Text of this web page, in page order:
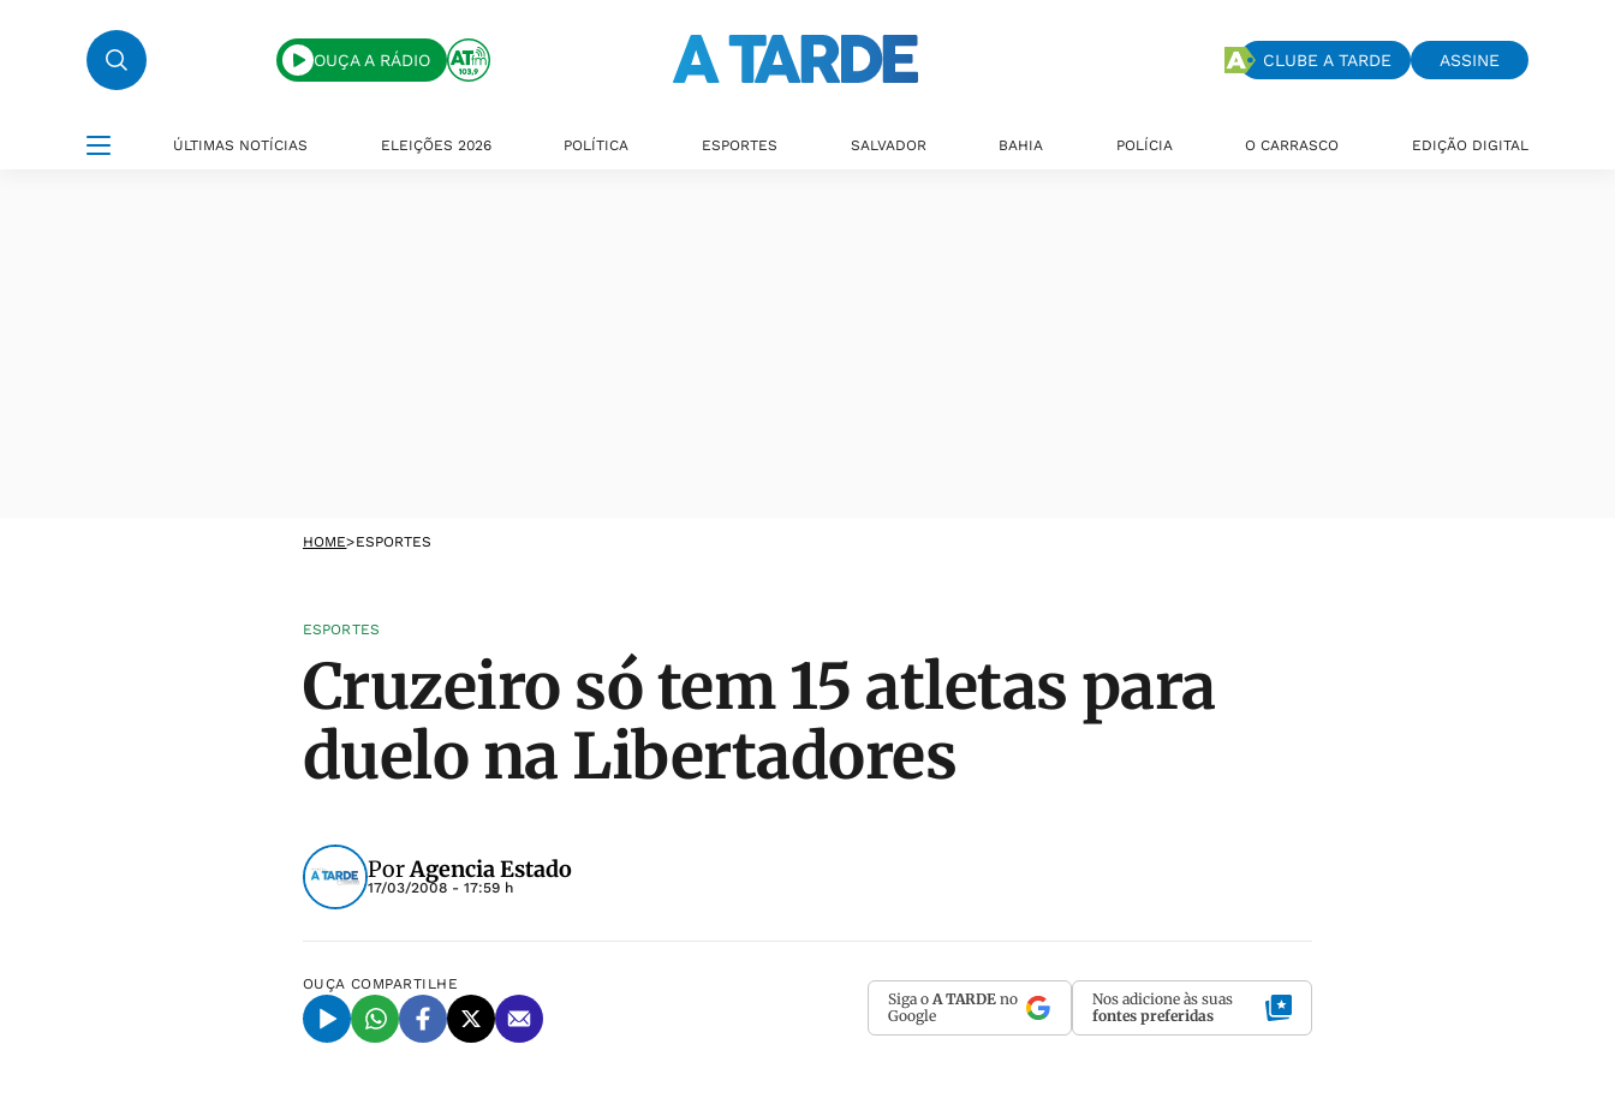
OUÇA A RÁDIO CLUBE A TARDE ASSINE
ÚLTIMAS NOTÍCIAS ELEIÇÕES 2026 POLÍTICA ESPORTES SALVADOR BAHIA POLÍCIA O CARRASCO EDIÇÃO DIGITAL
HOME>ESPORTES
ESPORTES
Cruzeiro só tem 15 atletas para
duelo na Libertadores
PorAgencia Estado
17/03/2008 - 17:59 h
OUÇA COMPARTILHE
Siga o A TARDE no
Google
Nos adicione às suas
fontes preferidas